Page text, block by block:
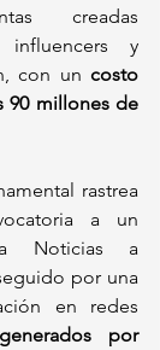
creadas
influencers y
con un costo
90 millones de
rastrea
a un
Noticias a
por una
en redes
por